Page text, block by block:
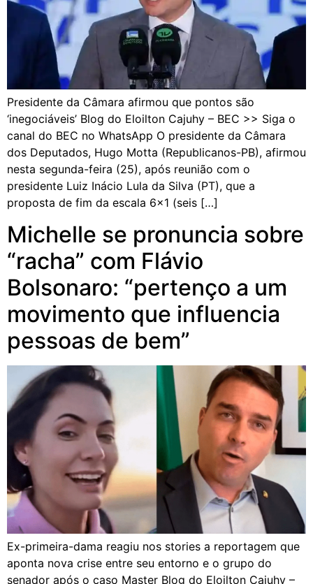
Presidente da Câmara afirmou que pontos são
‘inegociáveis’ Blog do Eloilton Cajuhy – BEC >> Siga o
canal do BEC no WhatsApp O presidente da Câmara
dos Deputados, Hugo Motta (Republicanos-PB), afirmou
nesta segunda-feira (25), após reunião com o
presidente Luiz Inácio Lula da Silva (PT), que a
proposta de fim da escala 6×1 (seis […]
Michelle se pronuncia sobre
“racha” com Flávio
Bolsonaro: “pertenço a um
movimento que influencia
pessoas de bem”
Ex-primeira-dama reagiu nos stories a reportagem que
aponta nova crise entre seu entorno e o grupo do
senador após o caso Master Blog do Eloilton Cajuhy –